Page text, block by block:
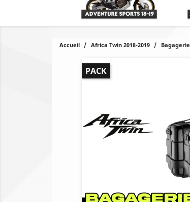
Accueil Africa Twin 2018-2019 Bagagerie
PACK